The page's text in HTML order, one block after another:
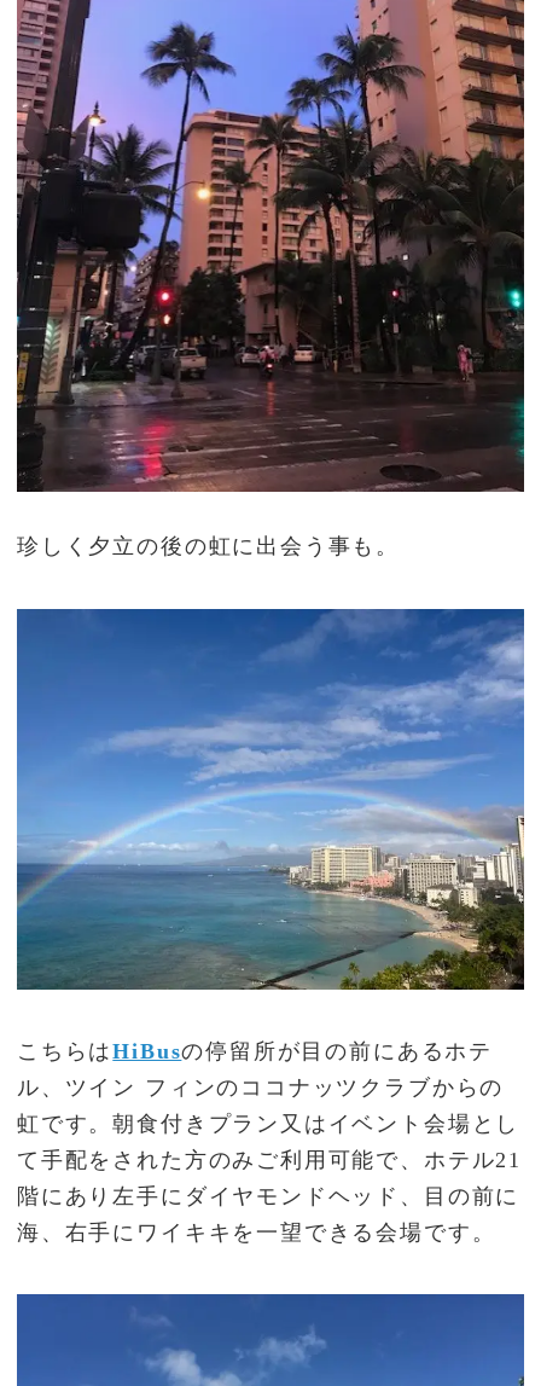
珍しく夕立の後の虹に出会う事も。
こちらはHiBusの停留所が目の前にあるホテ
ル、ツイン フィンのココナッツクラブからの
虹です。朝食付きプラン又はイベント会場とし
て手配をされた方のみご利用可能で、ホテル21
階にあり左手にダイヤモンドヘッド、目の前に
海、右手にワイキキを一望できる会場です。